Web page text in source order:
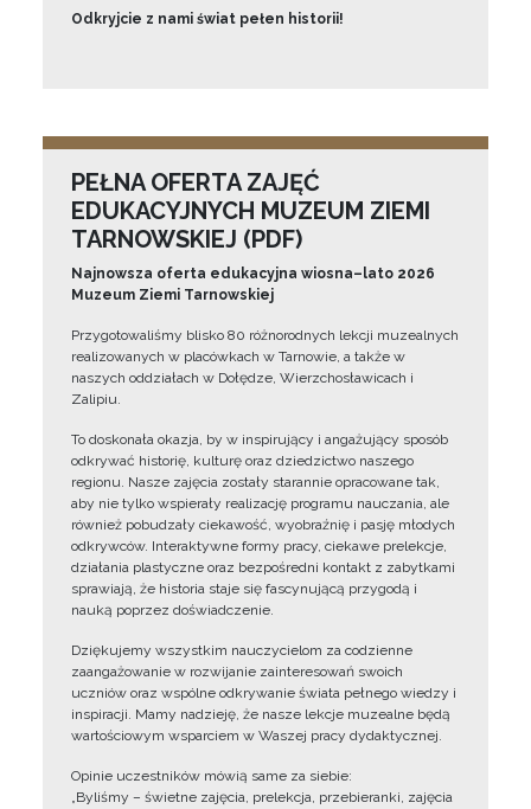
Odkryjcie z nami świat pełen historii!
PEŁNA OFERTA ZAJĘĆ
EDUKACYJNYCH MUZEUM ZIEMI
TARNOWSKIEJ (PDF)
Najnowsza oferta edukacyjna wiosna–lato 2026
Muzeum Ziemi Tarnowskiej
Przygotowaliśmy blisko 80 różnorodnych lekcji muzealnych
realizowanych w placówkach w Tarnowie, a także w
naszych oddziałach w Dołędze, Wierzchosławicach i
Zalipiu.
To doskonała okazja, by w inspirujący i angażujący sposób
odkrywać historię, kulturę oraz dziedzictwo naszego
regionu. Nasze zajęcia zostały starannie opracowane tak,
aby nie tylko wspierały realizację programu nauczania, ale
również pobudzały ciekawość, wyobraźnię i pasję młodych
odkrywców. Interaktywne formy pracy, ciekawe prelekcje,
działania plastyczne oraz bezpośredni kontakt z zabytkami
sprawiają, że historia staje się fascynującą przygodą i
nauką poprzez doświadczenie.
Dziękujemy wszystkim nauczycielom za codzienne
zaangażowanie w rozwijanie zainteresowań swoich
uczniów oraz wspólne odkrywanie świata pełnego wiedzy i
inspiracji. Mamy nadzieję, że nasze lekcje muzealne będą
wartościowym wsparciem w Waszej pracy dydaktycznej.
Opinie uczestników mówią same za siebie:
„Byliśmy – świetne zajęcia, prelekcja, przebieranki, zajęcia